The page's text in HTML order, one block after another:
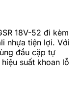
18V-52 đi kèm
nhựa tiện lợi. Với
đầu cặp tự
suất khoan lỗ